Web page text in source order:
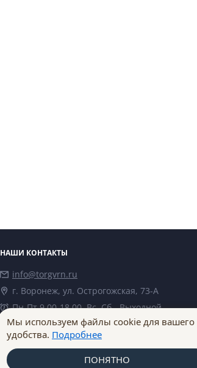
НАШИ КОНТАКТЫ
info@torgvrn.ru
г. Воронеж, ул. Острогожская, 73-А
Пн-Пт 9.00-18.00, Вс, Сб - Выходной
Мы используем файлы cookie для вашего
удобства. Подробнее
ПОНЯТНО